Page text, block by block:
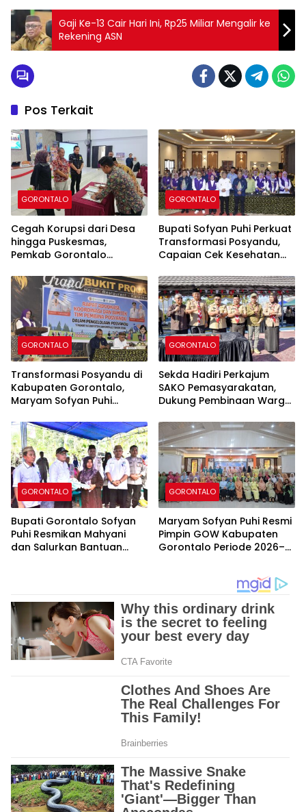
Gaji Ke-13 Cair Hari Ini, Rp25 Miliar Mengalir ke
Rekening ASN
Pos Terkait
GORONTALO
Cegah Korupsi dari Desa
hingga Puskesmas,
Pemkab Gorontalo
terhadap Pungli
GORONTALO
Bupati Sofyan Puhi Perkuat
Transformasi Posyandu,
Capaian Cek Kesehatan
Gorontalo Tembus 54,43
Persen
GORONTALO
Transformasi Posyandu di
Kabupaten Gorontalo,
Maryam Sofyan Puhi
Bidang Standar Pelayanan
Minimal
GORONTALO
Sekda Hadiri Perkajum
SAKO Pemasyarakatan,
Dukung Pembinaan Warga
Perempuan Gorontalo
GORONTALO
Bupati Gorontalo Sofyan
Puhi Resmikan Mahyani
dan Salurkan Bantuan
GORONTALO
Maryam Sofyan Puhi Resmi
Pimpin GOW Kabupaten
Gorontalo Periode 2026–